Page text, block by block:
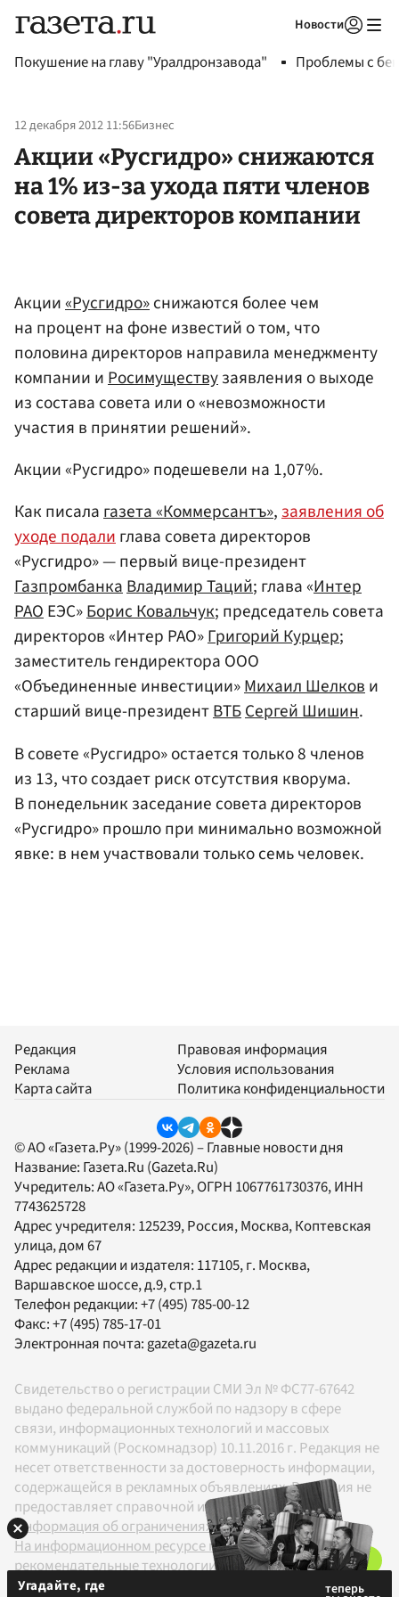
Новости
Покушение на главу "Уралдронзавода" Проблемы с
12 декабря 2012 11:56Бизнес
Акции «Русгидро» снижаются
на 1% из-за ухода пяти членов
совета директоров компании
Акции«Русгидро»снижаются более чем
на процент на фоне известий о том, что
половина директоров направила менеджменту
компании иРосимуществузаявления о выходе
из состава совета или о «невозможности
участия в принятии решений».
Акции «Русгидро» подешевели на 1,07%.
Как писалагазета «Коммерсантъ»,заявления об
уходе подалиглава совета директоров
«Русгидро» — первый вице-президент
ГазпромбанкаВладимир Таций; глава «Интер
РАОЕЭС»Борис Ковальчук; председатель совета
директоров «Интер РАО»Григорий Курцер;
заместитель гендиректора ООО
«Объединенные инвестиции»Михаил Шелкови
старший вице-президентВТБСергей Шишин.
В совете «Русгидро» остается только 8 членов
из 13, что создает риск отсутствия кворума.
В понедельник заседание совета директоров
«Русгидро» прошло при минимально возможной
явке: в нем участвовали только семь человек.
Редакция
Реклама
Карта сайта
Правовая информация
Условия использования
Политика конфиденциальности
© АО «Газета.Ру» (1999-2026) – Главные новости дня
Название: Газета.Ru (Gazeta.Ru)
Учредитель:АО «Газета.Ру», ОГРН 1067761730376, ИНН
7743625728
Адрес учредителя: 125239, Россия, Москва, Коптевская
улица, дом 67
Адрес редакции и издателя: 117105, г. Москва,
Варшавское шоссе, д.9, стр.1
Телефон редакции:+7 (495) 785-00-12
Факс:+7 (495) 785-17-01
Электронная почта:gazeta@gazeta.ru
Свидетельство о регистрации СМИ Эл № ФС77-67642
выдано федеральной службой по надзору в сфере
связи, информационных технологий и массовых
коммуникаций (Роскомнадзор) 10.11.2016 г. Редакция не
несет ответственности за достоверность информации,
содержащейся в рекламных объявлениях. Редакция не
предоставляет справочной информации.
Информация об ограничениях
На информационном ресурсе применяются
рекомендательные технологии в соответствии с
Правилами
Угадайте, где